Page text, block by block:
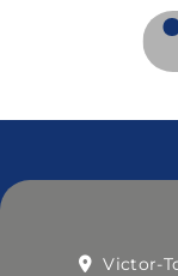
Victor-